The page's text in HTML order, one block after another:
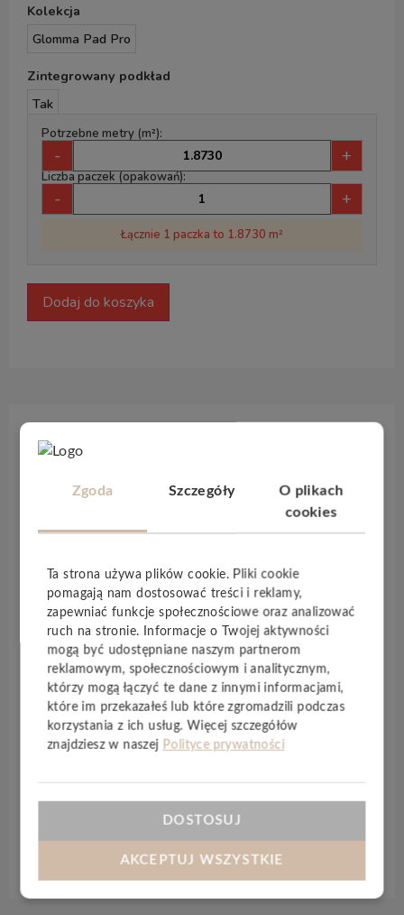
Kolekcja
Glomma Pad Pro
Zintegrowany podkład
Tak
Potrzebne metry (m²):
- +
Liczba paczek (opakowań):
- +
Łącznie 1 paczka to 1.8730 m²
Dodaj do koszyka
Specyfikacja techniczna
Podłogi winylowe Glommasą tak korzystną
propozycją, ponieważ wyróżniają się swoimi
Glomma
wykorzystuje systemzatrzaskowy
Uniclic, a także sztywny rdzeń, dzięki czemu
montaż paneli nawet w przypadku nierównego
podłoża nie stanowi większego problemu. Ponadto,
zakup paneli z kolekcjiGlomma to inwestycja na
lata, ponieważ wyróżnia je niezwykła odporność na
zarysowania, a także plamy różnego pochodzenia. Co
więcej, podłogę tę cechuje takżewodoodporność
dzięki czemu możliwy jest jej montaż w naprawdę
sporej wilgotności. Panele posiadajązintegrowany
podkład.
Zgoda Szczegóły
O plikach
cookies
Ta strona używa plików cookie. Pliki cookie
pomagają nam dostosować treści i reklamy,
zapewniać funkcje społecznościowe oraz analizować
ruch na stronie. Informacje o Twojej aktywności
mogą być udostępniane naszym partnerom
reklamowym, społecznościowym i analitycznym,
którzy mogą łączyć te dane z innymi informacjami,
które im przekazałeś lub które zgromadzili podczas
korzystania z ich usług. Więcej szczegółów
znajdziesz w naszej Polityce prywatności
DOSTOSUJ
AKCEPTUJ WSZYSTKIE